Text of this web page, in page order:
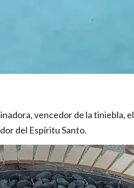
vencedor de la tiniebla,
del Espíritu Santo.